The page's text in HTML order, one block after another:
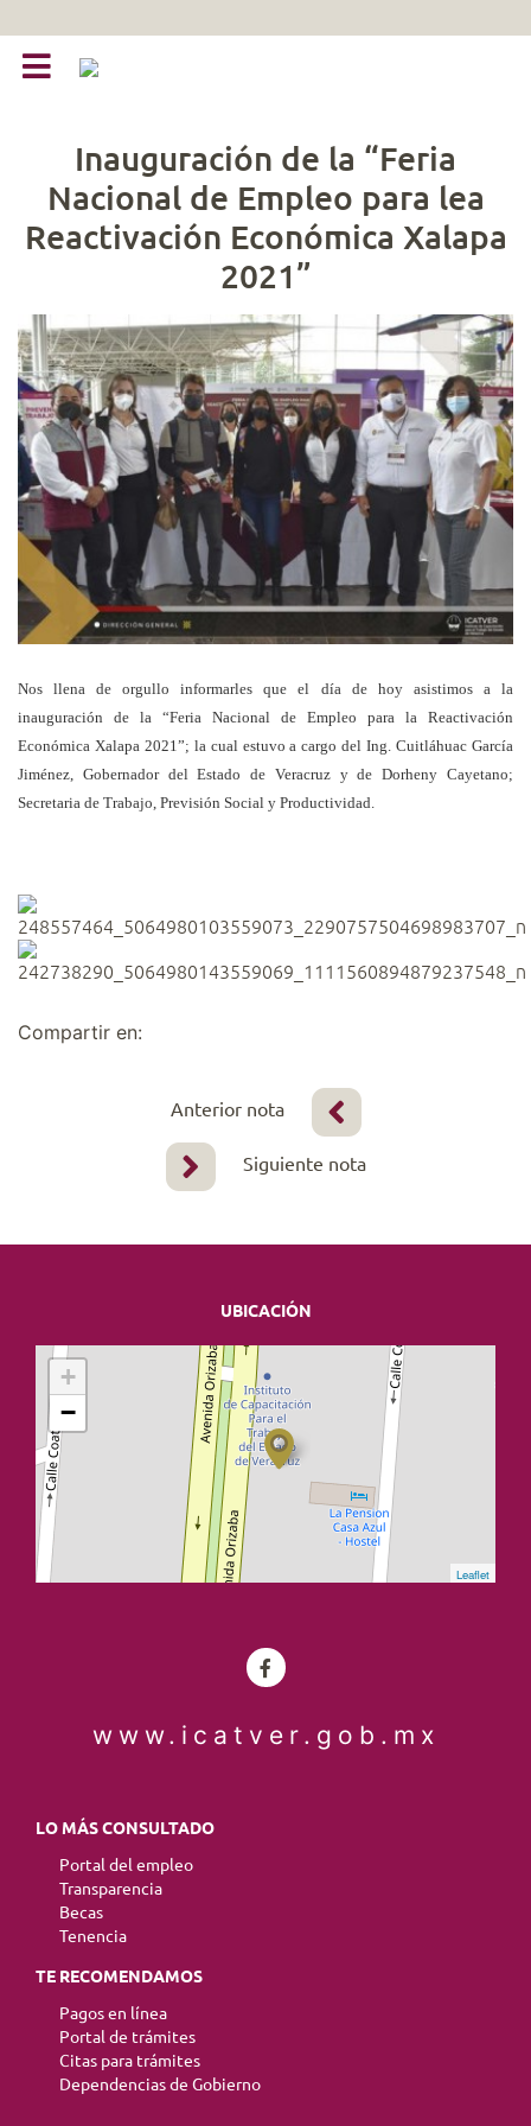
Inauguración de la “Feria
Nacional de Empleo para lea
Reactivación Económica Xalapa
2021”
Nos llena de orgullo informarles que el día de hoy asistimos a la
inauguración de la “Feria Nacional de Empleo para la Reactivación
Económica Xalapa 2021”; la cual estuvo a cargo del Ing. Cuitláhuac García
Jiménez, Gobernador del Estado de Veracruz y de Dorheny Cayetano;
Secretaria de Trabajo, Previsión Social y Productividad.
Compartir en:
Anterior nota
Siguiente nota
UBICACIÓN
+
−
Leaflet
www.icatver.gob.mx
LO MÁS CONSULTADO
Portal del empleo
Transparencia
Becas
Tenencia
TE RECOMENDAMOS
Pagos en línea
Portal de trámites
Citas para trámites
Dependencias de Gobierno